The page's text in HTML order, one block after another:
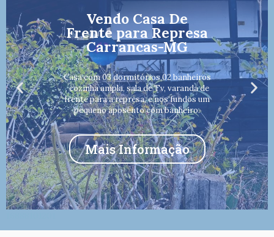
Vendo Casa De
Frente para Represa
Carrancas-MG
Casa com 03 dormitórios,02 banheiros
, cozinha ampla, sala de Tv, varanda de
frente para a represa, e nos fundos um
pequeno aposento com banheiro.
Mais Informação